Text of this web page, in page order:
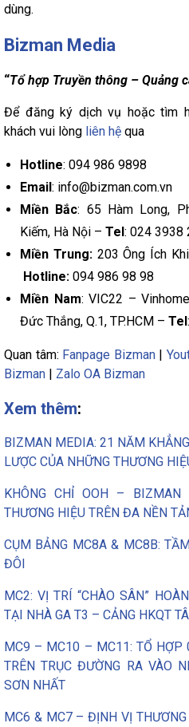
dùng.
Bizman Media
“Tổ hợp Truyền thông – Quảng
Để đăng ký dịch vụ hoặc tìm
khách vui lòng liên hệ qua
Hotline: 094 986 9898
Email: info@bizman.com.vn
Miền Bắc: 65 Hàm Long,
Kiếm, Hà Nội – Tel: 024 3938
Miền Trung:203 Ông Ích
Hotline: 094 986 98 98
Miền Nam: VIC22 –
Đức Thắng, Q.1, TP.HCM – Tel
Quan tâm: Fanpage Bizman|
Bizman | Zalo OA Bizman
Xem thêm:
BIZMAN MEDIA: 21 NĂM
LƯỢC CỦA NHỮNG THƯƠNG
KHÔNG CHỈ OOH – BIZMAN
THƯƠNG HIỆU TRÊN ĐA NỀN
CỤM BẢNG MC8A & MC8B:
ĐÔI
MC2: VỊ TRÍ “CHÀO SÂN”
TẠI NHÀ GA T3 – CẢNG HKQT
MC9 – MC10 – MC11: TỔ HỢP
TRÊN TRỤC ĐƯỜNG RA VÀO
SƠN NHẤT
MC6 & MC7 – ĐỊNH VỊ THƯƠNG